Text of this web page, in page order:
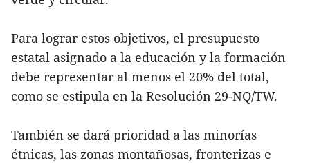
Para lograr estos objetivos, el presupuesto
estatal asignado a la educación y la formación
debe representar al menos el 20% del total,
como se estipula en la Resolución 29-NQ/TW.
También se dará prioridad a las minorías
étnicas, las zonas montañosas, fronterizas e